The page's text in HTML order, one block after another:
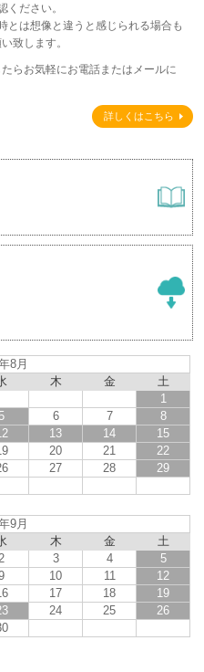
ください。
とは想像と違うと感じられる場合も
致します。
らお気軽にお電話またはメールに
詳しくはこちら
8月
木 金
土
1
5 6 7
8
13 14
15
20 21
22
27 28
29
9月
木 金
土
2 3 4
5
10 11
12
17 18
19
24 25
26